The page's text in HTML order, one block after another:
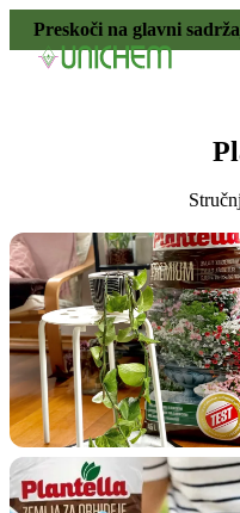
Preskoči na glavni